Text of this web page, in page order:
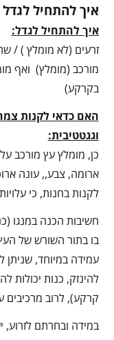
איך להתחיל
איך להתחיל לגדל:
זרעים (לא מומלץ ) /
מורכב (מומלץ) ואף
בקרקע)
האם כדאי לקנות
וגגטטיבית:
כן, מומלץ עץ מורכב
ארומה, צבע,, עונה
לקנות בחנות, כי
חשיבות הכנה במנגו
בו בתור השורש של
עמידה במיוחד, שניתן
להינזק, כנות יכולות
קרקע), לרוב מרכיבים על כנה 1-
במידה ובחרתם